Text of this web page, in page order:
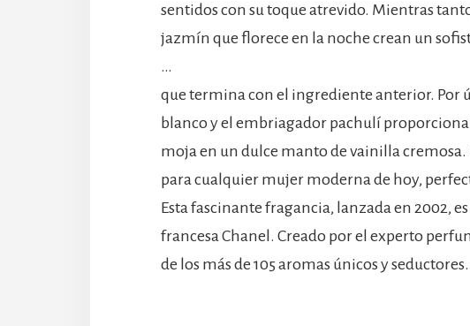
sentidos con su toque atrevido. Mientras
jazmín que florece en la noche crean un
…
que termina con el ingrediente anterior. Por
blanco y el embriagador pachulí
moja en un dulce manto de vainilla
para cualquier mujer moderna de hoy,
Esta fascinante fragancia, lanzada en 2002,
francesa Chanel. Creado por el experto
de los más de 105 aromas únicos y seductores.